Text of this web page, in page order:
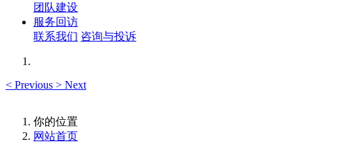
团队建设
服务回访
联系我们 咨询与投诉
< Previous > Next
你的位置
网站首页